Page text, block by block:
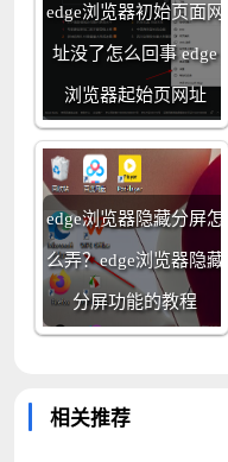
edge浏览器初始页面网
址没了怎么回事 edge
浏览器起始页网址
edge浏览器隐藏分屏怎
么弄？edge浏览器隐藏
分屏功能的教程
相关推荐